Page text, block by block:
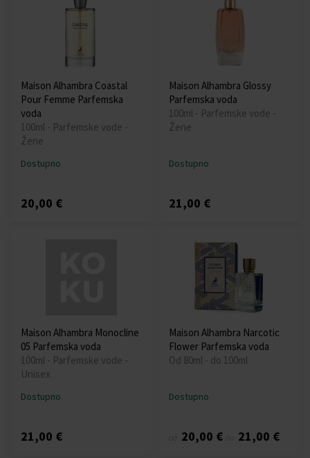
Maison Alhambra Coastal
Pour Femme Parfemska
voda
100ml - Parfemske vode -
Žene
Dostupno
20,00 €
Maison Alhambra Glossy
Parfemska voda
100ml - Parfemske vode -
Žene
Dostupno
21,00 €
Maison Alhambra Monocline
05 Parfemska voda
100ml - Parfemske vode -
Unisex
Dostupno
21,00 €
Maison Alhambra Narcotic
Flower Parfemska voda
Od 80ml - do 100ml
Dostupno
20,00 € 21,00 €